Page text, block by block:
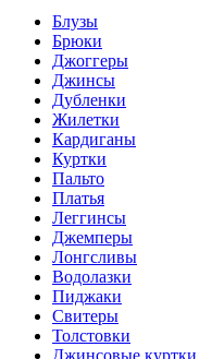
Блузы
Брюки
Джоггеры
Джинсы
Дубленки
Жилетки
Кардиганы
Куртки
Пальто
Платья
Леггинсы
Джемперы
Лонгсливы
Водолазки
Пиджаки
Свитеры
Толстовки
Джинсовые куртки